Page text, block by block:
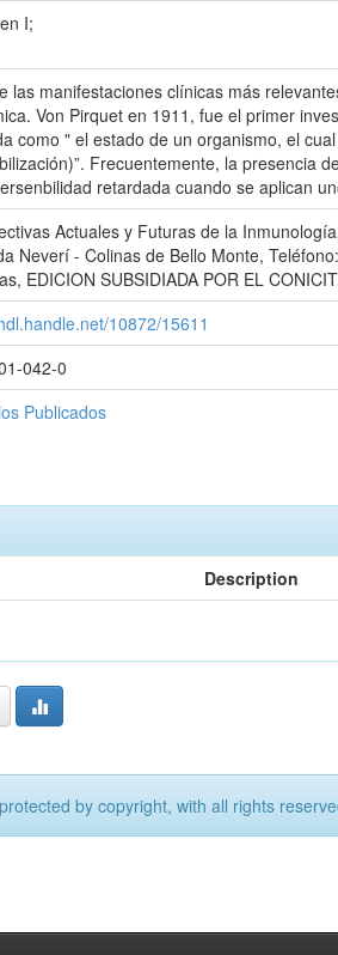
I;
las manifestaciones clínicas más
Von Pirquet en 1911, fue el primer
como " el estado de un organismo, el
Frecuentemente, la presencia
retardada cuando se aplican
Actuales y Futuras de la
Neverí - Colinas de Bello Monte,
EDICION SUBSIDIADA POR EL
10872/15611
042-0
Publicados
Description
by copyright, with all rights